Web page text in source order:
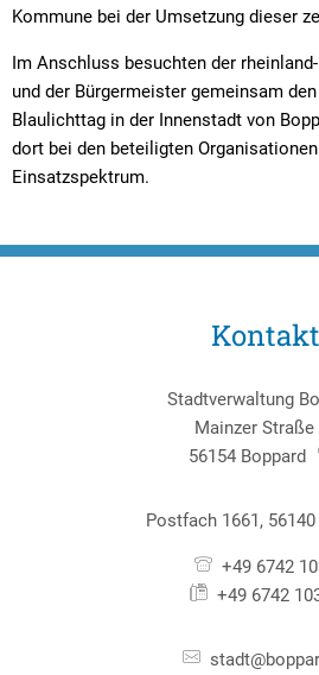
Kommune bei der Umsetzung dieser
Im Anschluss besuchten der
und der Bürgermeister gemeinsam
Blaulichttag in der Innenstadt von
dort bei den beteiligten
Einsatzspektrum.
Kontakt
Stadtverwaltung
Mainzer Straße
56154 Boppard
Postfach 1661,
+49 6742
+49 6742